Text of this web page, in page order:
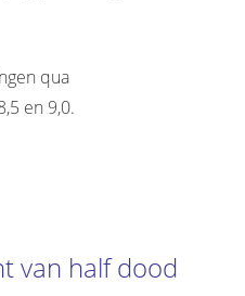
qua
en 9,0.
van half dood